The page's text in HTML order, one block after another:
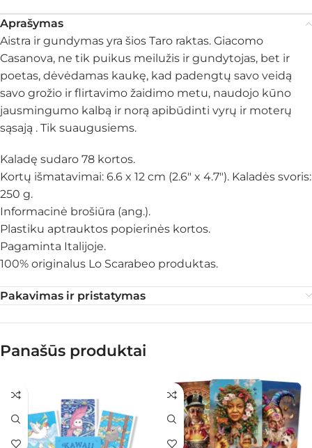
Aprašymas
Aistra ir gundymas yra šios Taro raktas. Giacomo
Casanova, ne tik puikus meilužis ir gundytojas, bet ir
poetas, dėvėdamas kaukę, kad padengtų savo veidą
savo grožio ir flirtavimo žaidimo metu, naudojo kūno
jausmingumo kalbą ir norą apibūdinti vyrų ir moterų
sąsają . Tik suaugusiems.
Kaladę sudaro 78 kortos.
Kortų išmatavimai: 6.6 x 12 cm (2.6″ x 4.7″). Kaladės svoris:
250 g.
Informacinė brošiūra (ang.).
Plastiku aptrauktos popierinės kortos.
Pagaminta Italijoje.
100% originalus Lo Scarabeo produktas.
Pakavimas ir pristatymas
Panašūs produktai